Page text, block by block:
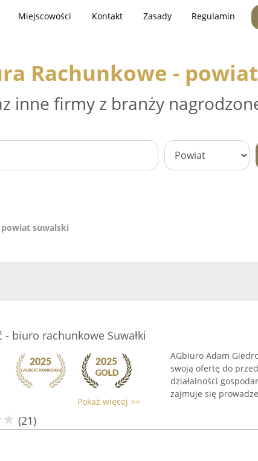
Miejscowości Kontakt Zasady Regulamin
Rachunkowe -
inne firmy z branży
suwalski
biuro rachunkowe Suwałki
Pokaż więcej >>
(21)
AGbiuro Adam
swoją ofertę do
działalności
zajmuje się